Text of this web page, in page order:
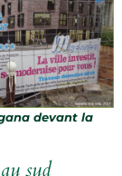
devant la
au sud